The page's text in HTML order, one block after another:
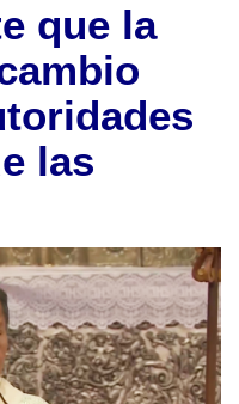
que la
las